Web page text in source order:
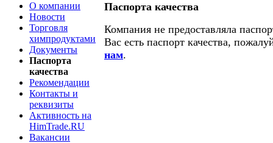
О компании
Новости
Торговля
химпродуктами
Документы
Паспорта
качества
Рекомендации
Контакты и
реквизиты
Активность на
HimTrade.RU
Вакансии
Паспорта качества
Компания не предоставляла
Вас есть паспорт качества,
нам.